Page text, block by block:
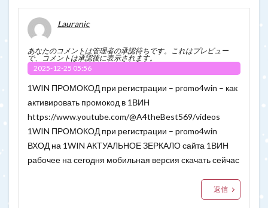
Lauranic
あなたのコメントは管理者の承認待ちです。これはプレビュー
で、コメントは承認後に表示されます。
2025-12-25 05:56
1WIN ПРОМОКОД при регистрации – promo4win – как
активировать промокод в 1ВИН
https://www.youtube.com/@A4theBest569/videos
1WIN ПРОМОКОД при регистрации – promo4win
ВХОД на 1WIN АКТУАЛЬНОЕ ЗЕРКАЛО сайта 1ВИН
рабочее на сегодня мобильная версия скачать сейчас
返信